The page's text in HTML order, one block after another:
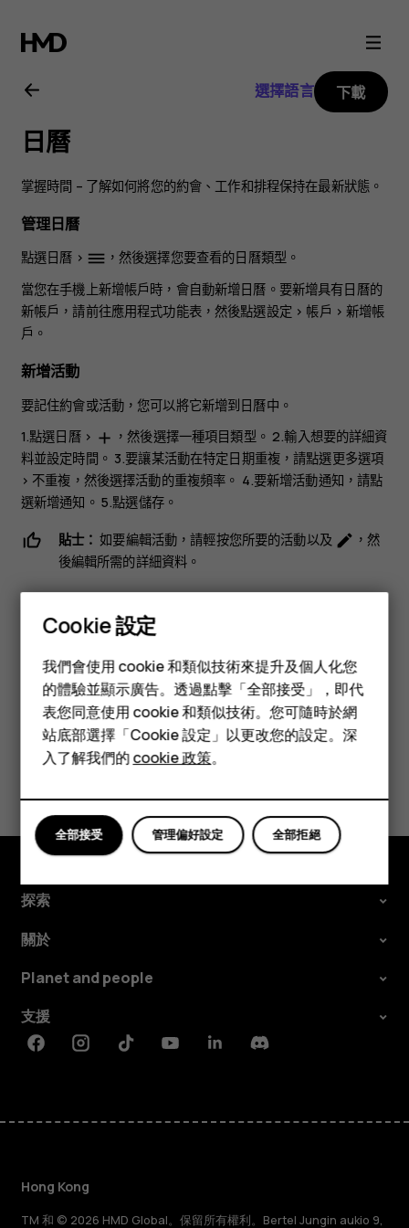
Nokia
4.2
user
guide
智慧型手機
功能型手機
配件
平板電腦
選擇語言 下載
日曆
掌握時間 – 了解如何將您的約會、工作和排程保持在最新狀態。
管理日曆
點選日曆 > dehaze ，然後選擇您要查看的日曆類型。
當您在手機上新增帳戶時，會自動新增日曆。要新增具有日曆的
新帳戶，請前往應用程式功能表，然後點選設定 > 帳戶 >新增帳
戶 。
新增活動
要記住約會或活動，您可以將它新增到日曆中。
1.點選日曆> add ，然後選擇一種項目類型。 2.輸入想要的詳細資
料並設定時間。 3.要讓某活動在特定日期重複，請點選更多選項
> 不重複 ，然後選擇活動的重複頻率。 4.要新增活動通知，請點
選新增通知 。 5.點選儲存。
貼士： 如要編輯活動，請輕按您所要的活動以及 mode_edit ，然
後編輯所需的詳細資料。
1.輕按活動。 2.輕按
您認為這有幫助嗎？
是 否
探索
關於
Planet and people
支援
FacebookInstagramTiktokYoutubeLinkedinDiscord
Hong Kong
TM 和 © 2026 HMD Global。保留所有權利。Bertel Jungin aukio 9,
Cookie 設定
我們會使用 cookie 和類似技術來提升及個人化您
的體驗並顯示廣告。透過點擊「全部接受」，即代
表您同意使用 cookie 和類似技術。您可隨時於網
站底部選擇「Cookie 設定」以更改您的設定。深
入了解我們的cookie 政策。
全部拒絕
管理偏好設定
全部接受